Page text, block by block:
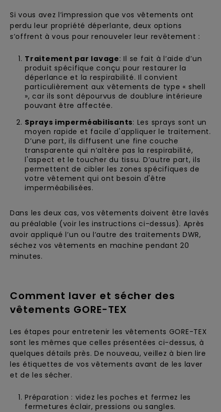
Si vous avez l’impression que vos vêtements ont
perdu leur propriété déperlante, deux options
s’offrent à vous pour renouveler leur revêtement :
Traitement par lavage: Il se fait à l’aide d’un
produit spécifique conçu pour restaurer la
déperlance et la respirabilité. Il convient
particulièrement aux vêtements de type « shell
», car ils sont dépourvus de doublure intérieure
pouvant être affectée.
Sprays imperméabilisants: Les sprays sont un
moyen rapide et facile d'appliquer le traitement.
D’une part, ils diffusent une fine couche
transparente qui n’altère pas la respirabilité,
l'aspect et le toucher du tissu. D’autre part, ils
permettent de cibler les zones spécifiques de
votre vêtement qui ont besoin d'être
imperméabilisées.
Dans les deux cas, vos vêtements doivent être lavés
au préalable (voir les instructions ci-dessus). Après
avoir appliqué l’un ou l’autre des traitements DWR,
séchez vos vêtements en machine pendant 20
minutes.
Comment laver et sécher des
vêtements GORE-TEX
Les étapes pour entretenir les vêtements GORE-TEX
sont les mêmes que celles présentées ci-dessus, à
quelques détails près. De nouveau, veillez à bien lire
les étiquettes de vos vêtements avant de les laver
et de les sécher.
Préparation : videz les poches et fermez les
fermetures éclair, pressions ou sangles.